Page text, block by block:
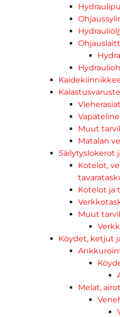
Muut
Matalan
Säilytyslokerot
Kotelot,
Kotelot ja
Muut
Köydet, ketjut
Melat,